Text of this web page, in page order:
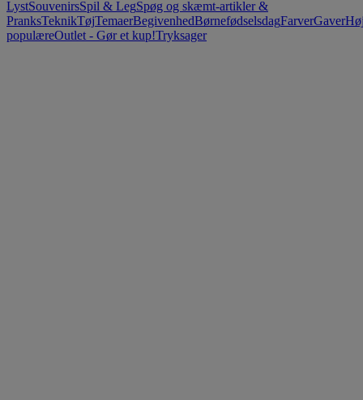
LystSouvenirsSpil & LegSpøg og skæmt-artikler &
PranksTeknikTøjTemaerBegivenhedBørnefødselsdagFarverGaver
populæreOutlet - Gør et kup!Tryksager